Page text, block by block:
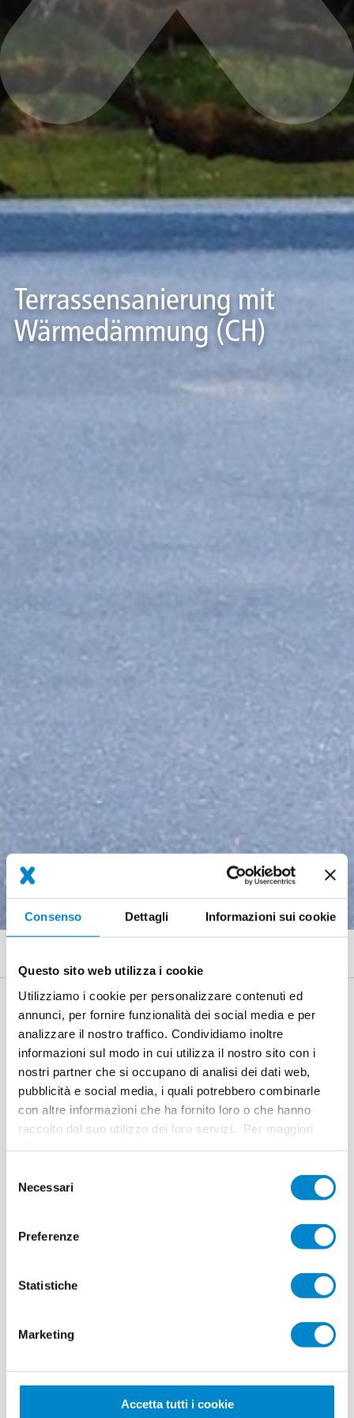
Consenso Dettagli Informazioni sui cookie
Questo sito web utilizza i cookie
Utilizziamo i cookie per personalizzare contenuti ed
annunci, per fornire funzionalità dei social media e per
analizzare il nostro traffico. Condividiamo inoltre
informazioni sul modo in cui utilizza il nostro sito con i
nostri partner che si occupano di analisi dei dati web,
pubblicità e social media, i quali potrebbero combinarle
con altre informazioni che ha fornito loro o che hanno
raccolto dal suo utilizzo dei loro servizi. Per maggiori
delNecessari
Preferenze
Statistiche
Marketing
Accetta tutti i cookie
Terrassensanierung mit
Wärmedämmung (CH)
di
pane
Key Facts
Location Brütten (CH)
System Triflex BIS
Completion 2015
Area 20 m²
Authorised Contractor
Ninger AG Spenglerei, Winterthur
Wärmedämmun
g (CH)